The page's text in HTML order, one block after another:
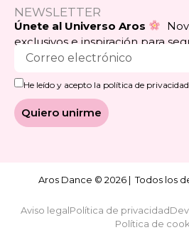
NEWSLETTER
Únete al Universo Aros
exclusivos e inspiración para
He leído y acepto la política de
Quiero unirme
Aros Dance © 2026 | Todos los
Aviso legalPolítica de privacidad
Política de